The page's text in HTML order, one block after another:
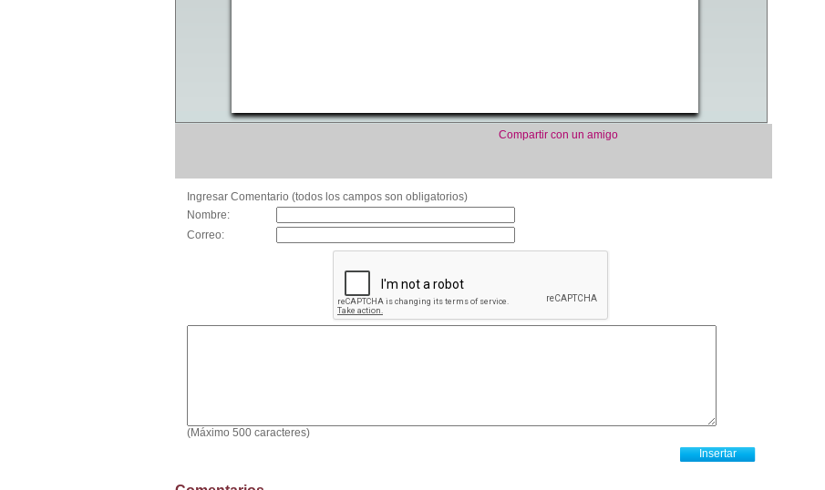
Compartir con un amigo
Ingresar Comentario (todos los campos son obligatorios)
Nombre:
Correo:
(Máximo 500 caracteres)